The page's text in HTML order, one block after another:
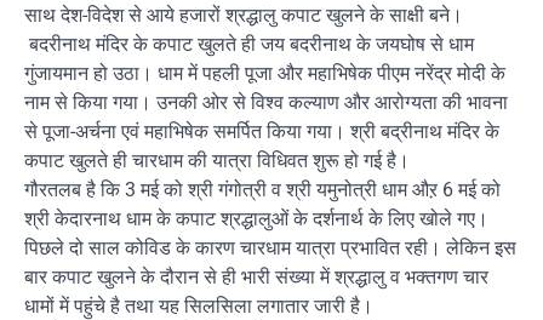
साथ देश-विदेश से आये हजारों श्रद्धालु कपाट खुलने के साक्षी बने।
बदरीनाथ मंदिर के कपाट खुलते ही जय बदरीनाथ के जयघोष से धाम
गुंजायमान हो उठा। धाम में पहली पूजा और महाभिषेक पीएम नरेंद्र मोदी के
नाम से किया गया। उनकी ओर से विश्व कल्याण और आरोग्यता की भावना
से पूजा-अर्चना एवं महाभिषेक समर्पित किया गया। श्री बद्रीनाथ मंदिर के
कपाट खुलते ही चारधाम की यात्रा विधिवत शुरू हो गई है।
गौरतलब है कि 3 मई को श्री गंगोत्री व श्री यमुनोत्री धाम औऱ 6 मई को
श्री केदारनाथ धाम के कपाट श्रद्धालुओं के दर्शनार्थ के लिए खोले गए।
पिछले दो साल कोविड के कारण चारधाम यात्रा प्रभावित रही। लेकिन इस
बार कपाट खुलने के दौरान से ही भारी संख्या में श्रद्धालु व भक्तगण चार
धामों में पहुंचे है तथा यह सिलसिला लगातार जारी है।